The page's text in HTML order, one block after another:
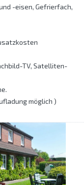
-eisen, Gefrierfach,
TV, Satelliten-
möglich )